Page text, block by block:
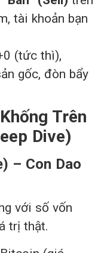
tài khoản bạn
(tức thì),
gốc, đòn bẩy
Trên
Dive)
– Con Dao
với số vốn
trị thật.